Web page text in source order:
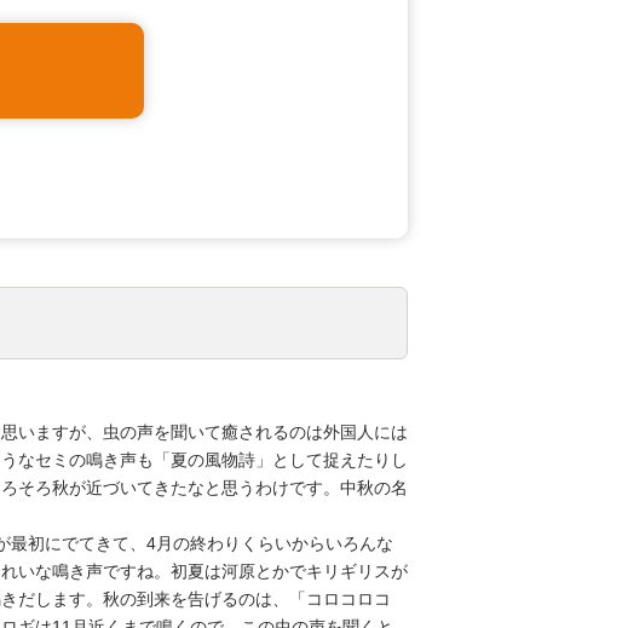
いますが、虫の声を聞いて癒されるのは外国人には
なセミの鳴き声も「夏の風物詩」として捉えたりし
そろ秋が近づいてきたなと思うわけです。中秋の名
初にでてきて、4月の終わりくらいからいろんな
いな鳴き声ですね。初夏は河原とかでキリギリスが
だします。秋の到来を告げるのは、「コロコロコ